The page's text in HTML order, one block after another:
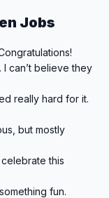
Jobs
I can’t believe they
really hard for it.
but mostly
celebrate this
fun.